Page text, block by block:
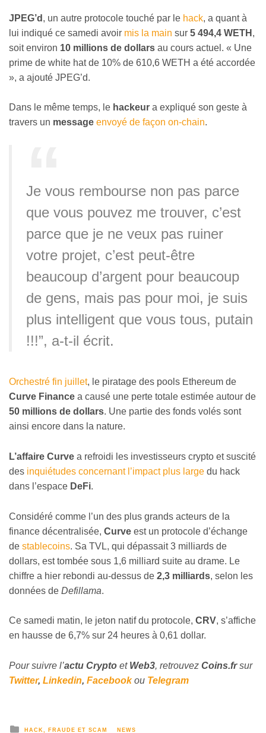
JPEG’d , un autre protocole touché par le hack, a quant à
lui indiqué ce samedi avoir mis la main sur 5 494,4 WETH ,
soit environ 10 millions de dollars au cours actuel. « Une
prime de white hat de 10% de 610,6 WETH a été accordée
», a ajouté JPEG’d.
Dans le même temps, le hackeur a expliqué son geste à
travers un message envoyé de façon on-chain.
Je vous rembourse non pas parce
que vous pouvez me trouver, c’est
parce que je ne veux pas ruiner
votre projet, c’est peut-être
beaucoup d’argent pour beaucoup
de gens, mais pas pour moi, je suis
plus intelligent que vous tous, putain
!!!”, a-t-il écrit.
Orchestré fin juillet, le piratage des pools Ethereum de
Curve Finance a causé une perte totale estimée autour de
50 millions de dollars. Une partie des fonds volés sont
ainsi encore dans la nature.
L’affaire Curve a refroidi les investisseurs crypto et suscité
des inquiétudes concernant l’impact plus large du hack
dans l’espace DeFi.
Considéré comme l’un des plus grands acteurs de la
finance décentralisée, Curve est un protocole d’échange
de stablecoins. Sa TVL, qui dépassait 3 milliards de
dollars, est tombée sous 1,6 milliard suite au drame. Le
chiffre a hier rebondi au-dessus de 2,3 milliards, selon les
données de Defillama.
Ce samedi matin, le jeton natif du protocole, CRV, s’affiche
en hausse de 6,7% sur 24 heures à 0,61 dollar.
Pour suivre l’actu Crypto et Web3, retrouvez Coins.frsur
Twitter, Linkedin, Facebookou Telegram
HACK, FRAUDE ET SCAM NEWS